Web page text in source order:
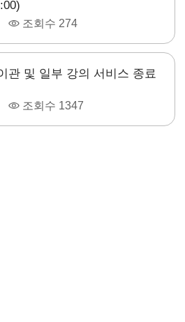
조회수 274
관 및 일부 강의 서비스 종료
조회수 1347